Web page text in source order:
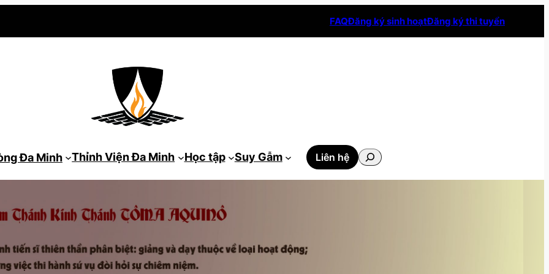
FAQĐăng ký sinh hoạtĐăng ký thi tuyển
Đa Minh Thỉnh Viện Đa Minh Học tập Suy Gẫm Liên hệ
Tìm
kiếm